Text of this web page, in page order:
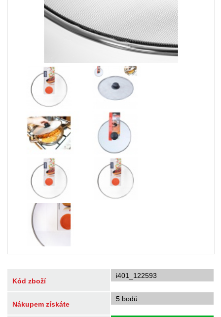
Kód zboží
i401_122593
Nákupem získáte
5 bodů